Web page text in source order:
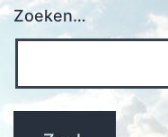
Zoeken…